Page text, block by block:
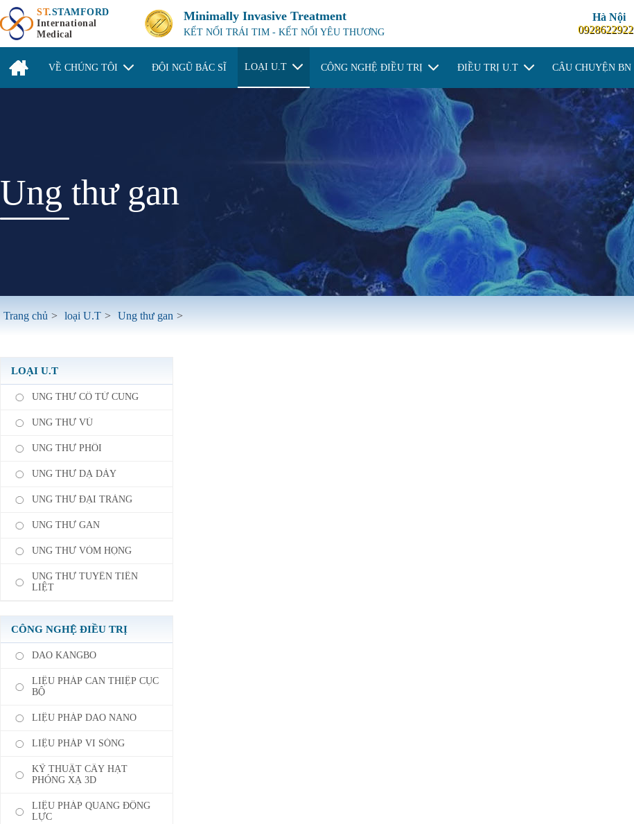
ST.STAMFORD
International
Medical
Minimally Invasive Treatment
KẾT NỐI TRÁI TIM - KẾT NỐI YÊU THƯƠNG
Hà Nội
0928622922
VỀ CHÚNG TÔI ĐỘI NGŨ BÁC SĨ LOẠI U.T CÔNG NGHỆ ĐIỀU TRỊ ĐIỀU TRỊ U.T CÂU CHUYỆN BN
Ung thư gan
Trang chủ > loại U.T > Ung thư gan >
LOẠI U.T
UNG THƯ CỔ TỬ CUNG
UNG THƯ VÚ
UNG THƯ PHỔI
UNG THƯ DẠ DÀY
UNG THƯ ĐẠI TRÀNG
UNG THƯ GAN
UNG THƯ VÒM HỌNG
UNG THƯ TUYẾN TIỀN
LIỆT
CÔNG NGHỆ ĐIỀU TRỊ
DAO KANGBO
LIỆU PHÁP CAN THIỆP CỤC
BỘ
LIỆU PHÁP DAO NANO
LIỆU PHÁP VI SÓNG
KỸ THUẬT CẤY HẠT
PHÓNG XẠ 3D
LIỆU PHÁP QUANG ĐỘNG
LỰC